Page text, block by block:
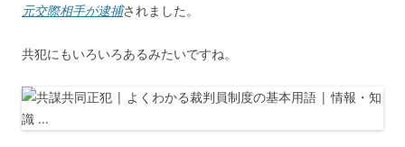
元交際相手が逮捕されました。
共犯にもいろいろあるみたいですね。